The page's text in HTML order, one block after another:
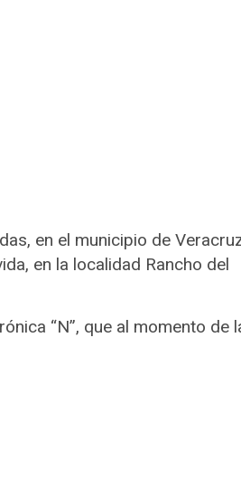
en el municipio de
en la localidad Rancho del
“N”, que al momento de